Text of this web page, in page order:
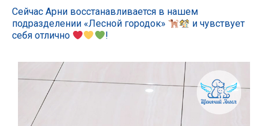
Сейчас Арни восстанавливается в нашем
подразделении «Лесной городок»
и чувствует
себя отлично
!